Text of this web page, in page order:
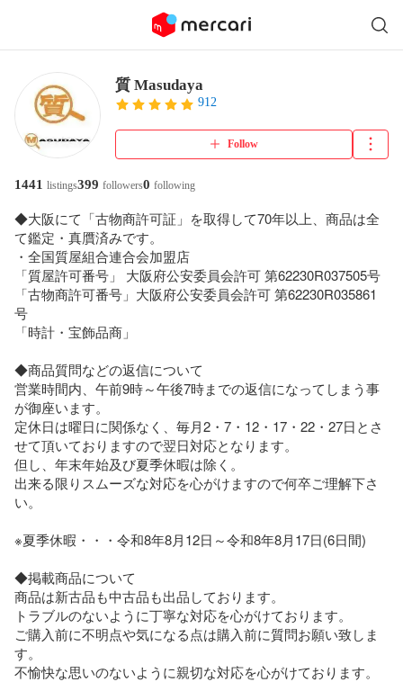
質 Masudaya
912
Follow
1441 listings399 followers0 following
◆大阪にて「古物商許可証」を取得して70年以上、商品は全
て鑑定・真贋済みです。
・全国質屋組合連合会加盟店
「質屋許可番号」 大阪府公安委員会許可 第62230R037505号
「古物商許可番号」大阪府公安委員会許可 第62230R035861
号
「時計・宝飾品商」
◆商品質問などの返信について
営業時間内、午前9時～午後7時までの返信になってしまう事
が御座います。
定休日は曜日に関係なく、毎月2・7・12・17・22・27日とさ
せて頂いておりますので翌日対応となります。
但し、年末年始及び夏季休暇は除く。
出来る限りスムーズな対応を心がけますので何卒ご理解下さ
い。
※夏季休暇・・・令和8年8月12日～令和8年8月17日(6日間)
◆掲載商品について
商品は新古品も中古品も出品しております。
トラブルのないように丁寧な対応を心がけております。
ご購入前に不明点や気になる点は購入前に質問お願い致しま
す。
不愉快な思いのないように親切な対応を心がけております。